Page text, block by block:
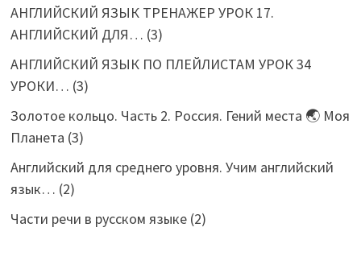
АНГЛИЙСКИЙ ЯЗЫК ТРЕНАЖЕР УРОК 17.
АНГЛИЙСКИЙ ДЛЯ… (3)
АНГЛИЙСКИЙ ЯЗЫК ПО ПЛЕЙЛИСТАМ УРОК 34
УРОКИ… (3)
Золотое кольцо. Часть 2. Россия. Гений места 🌏 Моя
Планета (3)
Английский для среднего уровня. Учим английский
язык… (2)
Части речи в русском языке (2)